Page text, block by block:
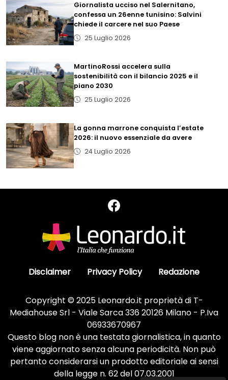
Giornalista ucciso nel Salernitano,
confessa un 26enne tunisino: Salvini
chiede il carcere nel suo Paese
25 Luglio 2026
MartinoRossi accelera sulla
sostenibilità con il bilancio 2025 e il
piano 2030
25 Luglio 2026
La gonna marrone conquista l’estate
2026: il nuovo essenziale da avere
24 Luglio 2026
Disclaimer Privacy Policy Redazione
Copyright © 2025 Leonardo.it proprietà di T-
Mediahouse Srl - Viale Sarca 336 20126 Milano - P.Iva
06933670967
Questo blog non è una testata giornalistica, in quanto
viene aggiornato senza alcuna periodicità. Non può
pertanto considerarsi un prodotto editoriale ai sensi
della legge n. 62 del 07.03.2001